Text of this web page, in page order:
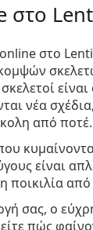
στο
στο
νέα
από ποτέ.
είναι
ποικιλία από
σας, ο
πώς